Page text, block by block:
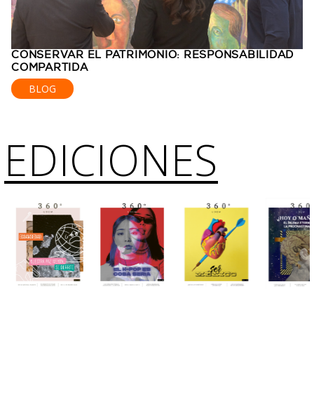
CONSERVAR EL PATRIMONIO: RESPONSABILIDAD
COMPARTIDA
BLOG
EDICIONES